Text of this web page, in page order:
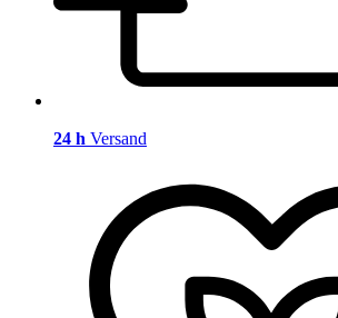
24 h Versand